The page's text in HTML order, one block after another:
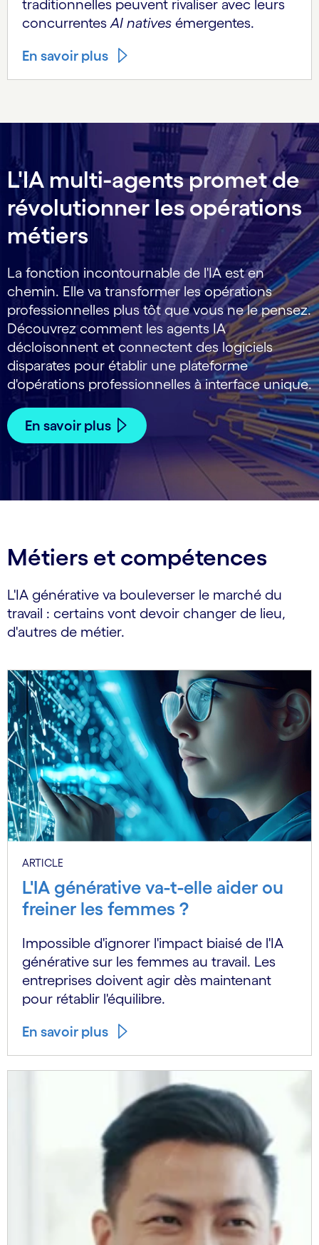
traditionnelles peuvent rivaliser avec leurs
concurrentes AI natives émergentes.
En savoir plus
L'IA multi-agents promet de
révolutionner les opérations
métiers
La fonction incontournable de l'IA est en
chemin. Elle va transformer les opérations
professionnelles plus tôt que vous ne le pensez.
Découvrez comment les agents IA
décloisonnent et connectent des logiciels
disparates pour établir une plateforme
d'opérations professionnelles à interface unique.
En savoir plus
Métiers et compétences
L'IA générative va bouleverser le marché du
travail : certains vont devoir changer de lieu,
d'autres de métier.
ARTICLE
L'IA générative va-t-elle aider ou
freiner les femmes ?
Impossible d'ignorer l'impact biaisé de l'IA
générative sur les femmes au travail. Les
entreprises doivent agir dès maintenant
pour rétablir l'équilibre.
En savoir plus